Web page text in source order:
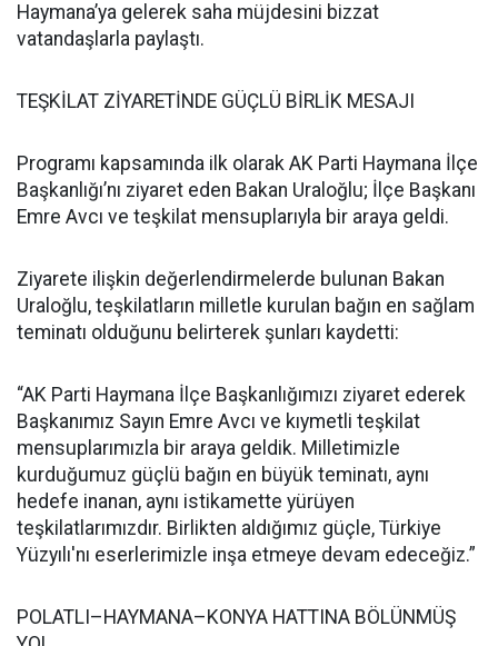
Haymana’ya gelerek saha müjdesini bizzat
vatandaşlarla paylaştı.
TEŞKİLAT ZİYARETİNDE GÜÇLÜ BİRLİK MESAJI
Programı kapsamında ilk olarak AK Parti Haymana İlçe
Başkanlığı’nı ziyaret eden Bakan Uraloğlu; İlçe Başkanı
Emre Avcı ve teşkilat mensuplarıyla bir araya geldi.
Ziyarete ilişkin değerlendirmelerde bulunan Bakan
Uraloğlu, teşkilatların milletle kurulan bağın en sağlam
teminatı olduğunu belirterek şunları kaydetti:
“AK Parti Haymana İlçe Başkanlığımızı ziyaret ederek
Başkanımız Sayın Emre Avcı ve kıymetli teşkilat
mensuplarımızla bir araya geldik. Milletimizle
kurduğumuz güçlü bağın en büyük teminatı, aynı
hedefe inanan, aynı istikamette yürüyen
teşkilatlarımızdır. Birlikten aldığımız güçle, Türkiye
Yüzyılı'nı eserlerimizle inşa etmeye devam edeceğiz.”
POLATLI–HAYMANA–KONYA HATTINA BÖLÜNMÜŞ